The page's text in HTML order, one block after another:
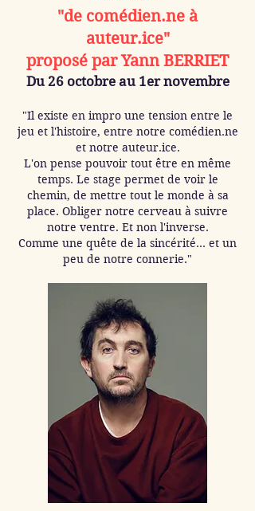
"de comédien.ne à
auteur.ice"
proposé par Yann BERRIET
Du 26 octobre au 1er novembre
"Il existe en impro une tension entre le
jeu et l'histoire, entre notre comédien.ne
et notre auteur.ice.
L'on pense pouvoir tout être en même
temps. Le stage permet de voir le
chemin, de mettre tout le monde à sa
place. Obliger notre cerveau à suivre
notre ventre. Et non l'inverse.
Comme une quête de la sincérité… et un
peu de notre connerie."